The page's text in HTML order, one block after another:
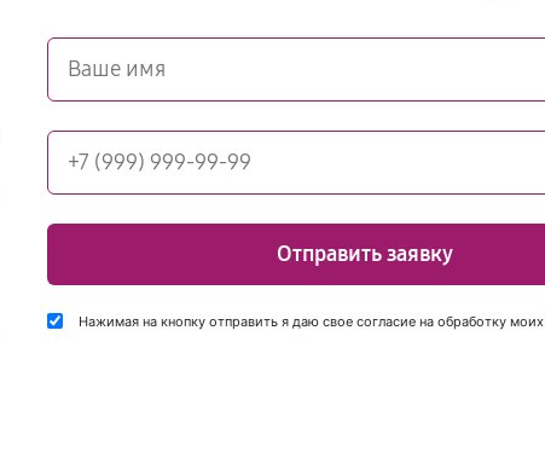
Отправить заявку
Нажимая на кнопку отправить я даю свое согласие на обработку моих